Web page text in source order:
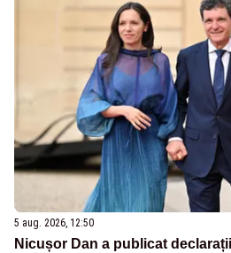
5 aug. 2026, 12:50
Nicușor Dan a publicat